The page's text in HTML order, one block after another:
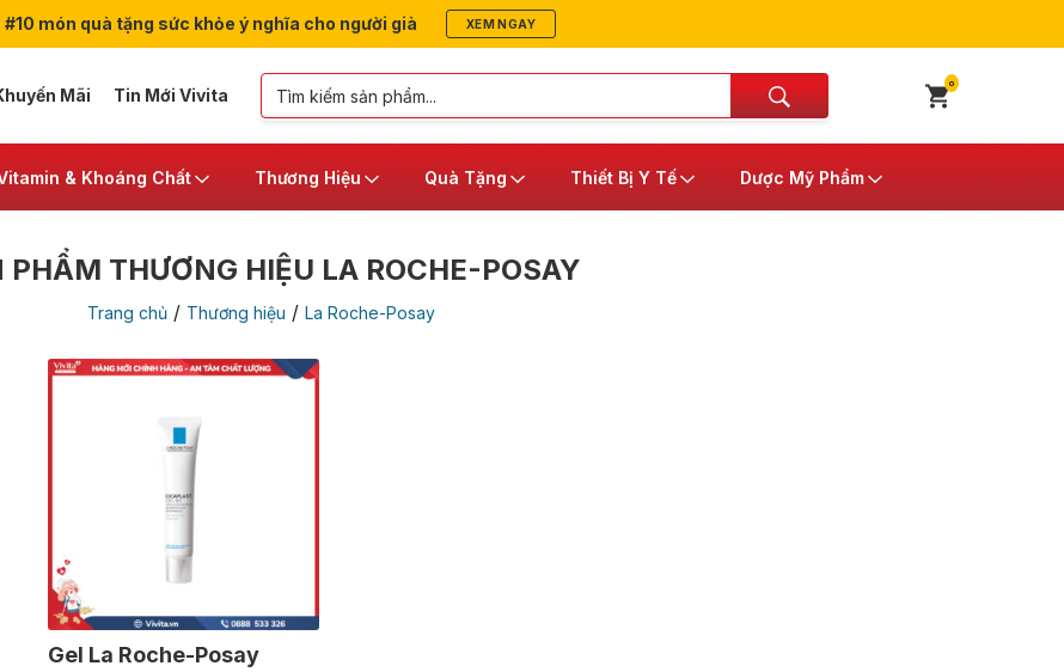
#10 món quà tặng sức khỏe ý nghĩa cho người già XEM NGAY
Mãi Tin Mới Vivita
0
& Khoáng Chất Thương Hiệu Quà Tặng Thiết Bị Y Tế Dược Mỹ Phẩm
PHẨM THƯƠNG HIỆU LA ROCHE-POSAY
Trang chủ/ Thương hiệu / La Roche-Posay
Gel La Roche-Posay